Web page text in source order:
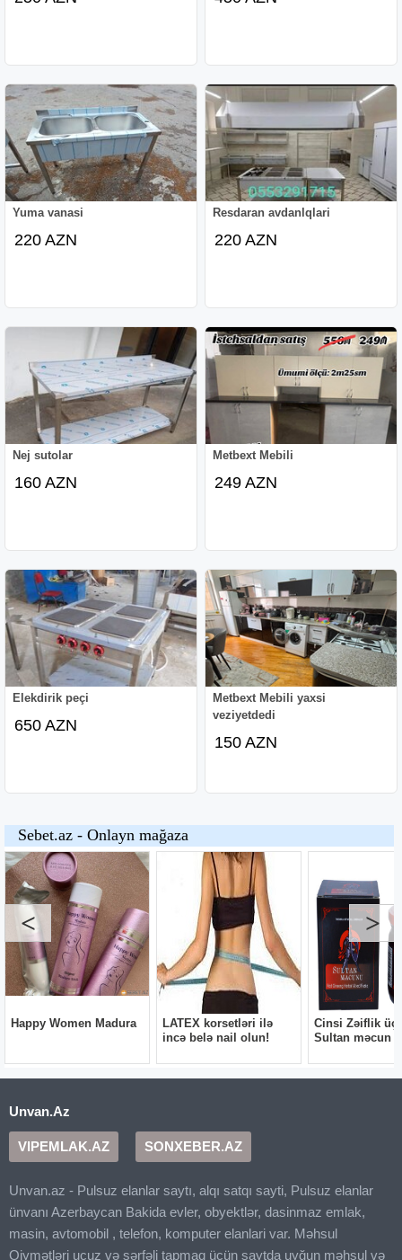
Yuma vanasi
220 AZN
Resdaran avdanlqlari
220 AZN
Nej sutolar
160 AZN
Metbext Mebili
249 AZN
Elekdirik peçi
650 AZN
Metbext Mebili yaxsi
veziyetdedi
150 AZN
Unvan.Az
VIPEMLAK.AZ SONXEBER.AZ
Unvan.az - Pulsuz elanlar saytı, alqı satqı sayti, Pulsuz elanlar
ünvanı Azerbaycan Bakida evler, obyektlər, dasinmaz emlak,
masin, avtomobil , telefon, komputer elanlari var. Məhsul
Qiymətləri ucuz və sərfəli tapmaq üçün saytda uyğun məhsul və